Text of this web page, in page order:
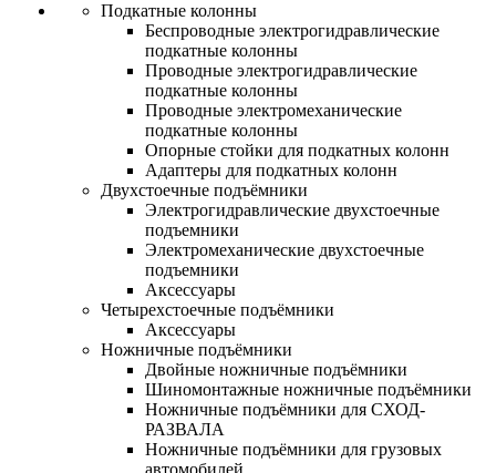
Подкатные колонны
Беспроводные электрогидравлические
подкатные колонны
Проводные электрогидравлические
подкатные колонны
Проводные электромеханические
подкатные колонны
Опорные стойки для подкатных колонн
Адаптеры для подкатных колонн
Двухстоечные подъёмники
Электрогидравлические двухстоечные
подъемники
Электромеханические двухстоечные
подъемники
Аксессуары
Четырехстоечные подъёмники
Аксессуары
Ножничные подъёмники
Двойные ножничные подъёмники
Шиномонтажные ножничные подъёмники
Ножничные подъёмники для СХОД-
РАЗВАЛА
Ножничные подъёмники для грузовых